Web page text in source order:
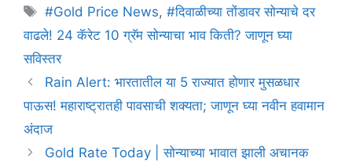
Tags
#Gold Price News,#दिवाळीच्या तोंडावर सोन्याचे दर
वाढले! 24 कॅरेट 10 ग्रॅम सोन्याचा भाव किती? जाणून घ्या
सविस्तर
Rain Alert: भारतातील या 5 राज्यात होणार मुसळधार
पाऊस! महाराष्ट्रातही पावसाची शक्यता; जाणून घ्या नवीन हवामान
अंदाज
Gold Rate Today | सोन्याच्या भावात झाली अचानक